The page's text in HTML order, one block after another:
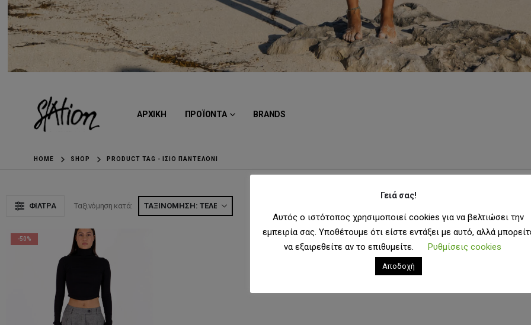
ΑΡΧΙΚΗ ΠΡΟΪΟΝΤΑ BRANDS
HOME SHOP PRODUCT TAG - ΊΣΙΟ ΠΑΝΤΕΛΌΝΙ
ΦΊΛΤΡΑ Ταξινόμηση κατά:
-50%
Γειά σας!
Αυτός ο ιστότοπος χρησιμοποιεί cookies για να βελτιώσει την
εμπειρία σας. Υποθέτουμε ότι είστε εντάξει με αυτό, αλλά
να εξαιρεθείτε αν το επιθυμείτε.
Ρυθμίσεις cookies
Αποδοχή